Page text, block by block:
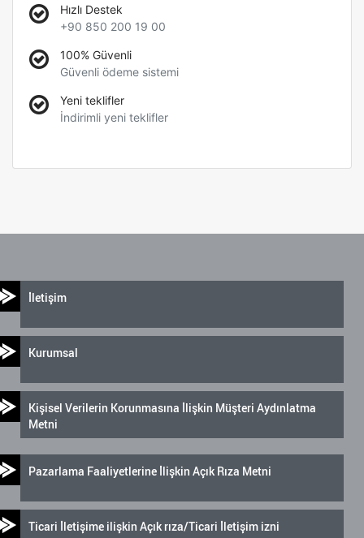
Hızlı Destek
+90 850 200 19 00
100% Güvenli
Güvenli ödeme sistemi
Yeni teklifler
İndirimli yeni teklifler
İletişim
Kurumsal
Kişisel Verilerin Korunmasına İlişkin Müşteri Aydınlatma
Metni
Pazarlama Faaliyetlerine İlişkin Açık Rıza Metni
Ticari İletişime ilişkin Açık rıza/Ticari İletişim izni